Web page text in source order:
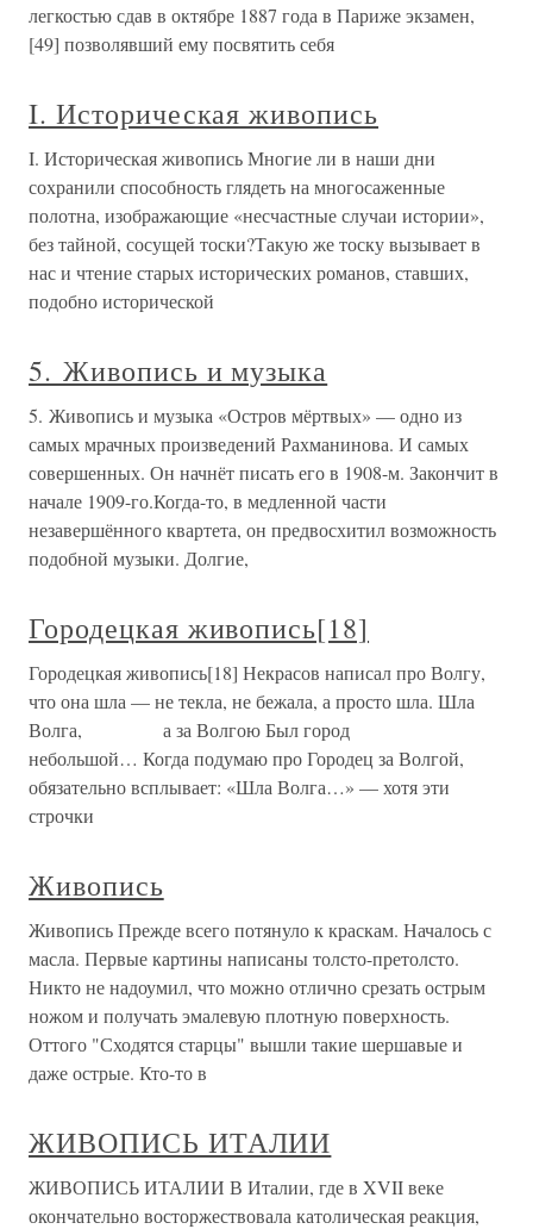
легкостью сдав в октябре 1887 года в Париже экзамен,
[49] позволявший ему посвятить себя
I. Историческая живопись
I. Историческая живопись Многие ли в наши дни
сохранили способность глядеть на многосаженные
полотна, изображающие «несчастные случаи истории»,
без тайной, сосущей тоски?Такую же тоску вызывает в
нас и чтение старых исторических романов, ставших,
подобно исторической
5. Живопись и музыка
5. Живопись и музыка «Остров мёртвых» — одно из
самых мрачных произведений Рахманинова. И самых
совершенных. Он начнёт писать его в 1908-м. Закончит в
начале 1909-го.Когда-то, в медленной части
незавершённого квартета, он предвосхитил возможность
подобной музыки. Долгие,
Городецкая живопись[18]
Городецкая живопись[18] Некрасов написал про Волгу,
что она шла — не текла, не бежала, а просто шла. Шла
Волга, а за Волгою Был город
небольшой… Когда подумаю про Городец за Волгой,
обязательно всплывает: «Шла Волга…» — хотя эти
строчки
Живопись
Живопись Прежде всего потянуло к краскам. Началось с
масла. Первые картины написаны толсто-претолсто.
Никто не надоумил, что можно отлично срезать острым
ножом и получать эмалевую плотную поверхность.
Оттого "Сходятся старцы" вышли такие шершавые и
даже острые. Кто-то в
ЖИВОПИСЬ ИТАЛИИ
ЖИВОПИСЬ ИТАЛИИ В Италии, где в XVII веке
окончательно восторжествовала католическая реакция,